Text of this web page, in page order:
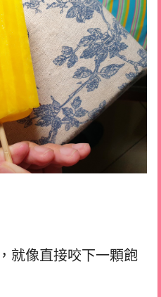
就像直接咬下一顆飽